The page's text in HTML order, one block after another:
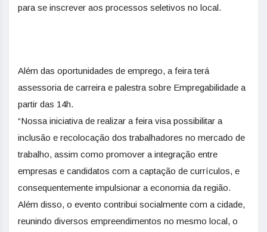
para se inscrever aos processos seletivos no local.
Além das oportunidades de emprego, a feira terá
assessoria de carreira e palestra sobre Empregabilidade a
partir das 14h.
“Nossa iniciativa de realizar a feira visa possibilitar a
inclusão e recolocação dos trabalhadores no mercado de
trabalho, assim como promover a integração entre
empresas e candidatos com a captação de currículos, e
consequentemente impulsionar a economia da região.
Além disso, o evento contribui socialmente com a cidade,
reunindo diversos empreendimentos no mesmo local, o